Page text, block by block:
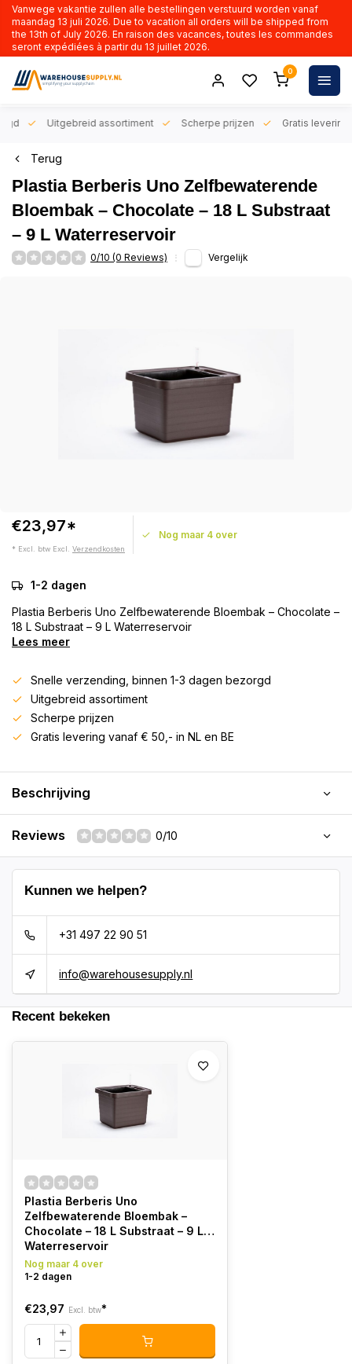
Vanwege vakantie zullen alle bestellingen verstuurd worden vanaf
maandag 13 juli 2026. Due to vacation all orders will be shipped from
the 13th of July 2026. En raison des vacances, toutes les commandes
seront expédiées à partir du 13 juillet 2026.
0
Uitgebreid assortiment Scherpe prijzen Gratis levering
Terug
Plastia Berberis Uno Zelfbewaterende
Bloembak – Chocolate – 18 L Substraat
– 9 L Waterreservoir
0/10 (0 Reviews) Vergelijk
€23,97*
* Excl. btw Excl. Verzendkosten
Nog maar 4 over
1-2 dagen
Plastia Berberis Uno Zelfbewaterende Bloembak – Chocolate –
18 L Substraat – 9 L Waterreservoir
Lees meer
Snelle verzending, binnen 1-3 dagen bezorgd
Uitgebreid assortiment
Scherpe prijzen
Gratis levering vanaf € 50,- in NL en BE
Beschrijving
Reviews 0/10
Kunnen we helpen?
+31 497 22 90 51
info@warehousesupply.nl
Recent bekeken
Plastia Berberis Uno
Zelfbewaterende Bloembak –
Chocolate – 18 L Substraat – 9 L
Waterreservoir
Nog maar 4 over
1-2 dagen
€23,97 Excl. btw*